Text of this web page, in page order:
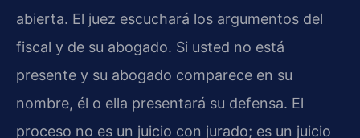
abierta. El juez escuchará los argumentos del
fiscal y de su abogado. Si usted no está
presente y su abogado comparece en su
nombre, él o ella presentará su defensa. El
proceso no es un juicio con jurado; es un juicio